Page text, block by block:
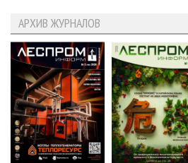
АРХИВ ЖУРНАЛОВ